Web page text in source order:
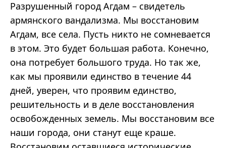
Разрушенный город Агдам – свидетель
армянского вандализма. Мы восстановим
Агдам, все села. Пусть никто не сомневается
в этом. Это будет большая работа. Конечно,
она потребует большого труда. Но так же,
как мы проявили единство в течение 44
дней, уверен, что проявим единство,
решительность и в деле восстановления
освобожденных земель. Мы восстановим все
наши города, они станут еще краше.